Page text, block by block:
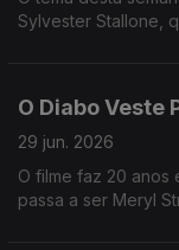
Sylvester Stallone,
O Diabo Veste
29 jun. 2026
O filme faz 20 anos
passa a ser Meryl